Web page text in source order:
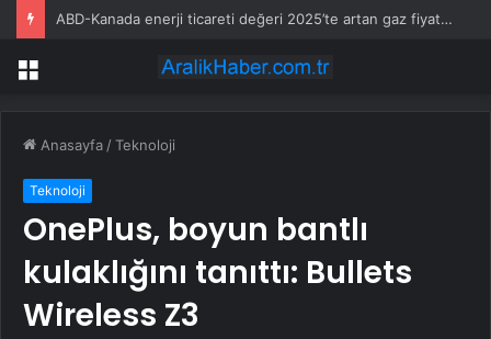
ABD-Kanada enerji ticareti değeri 2025’te artan gaz fiyatlarıyla yükseldi
Menü
Anasayfa /Teknoloji
Teknoloji
OnePlus, boyun bantlı
kulaklığını tanıttı: Bullets
Wireless Z3